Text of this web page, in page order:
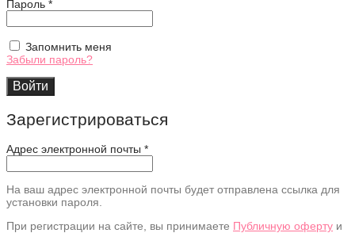
Пароль *Обязательно
Запомнить меня
Забыли пароль?
Войти
Зарегистрироваться
Адрес электронной почты *
На ваш адрес электронной почты будет отправлена ссылка для
установки пароля.
При регистрации на сайте, вы принимаете Публичную оферту и